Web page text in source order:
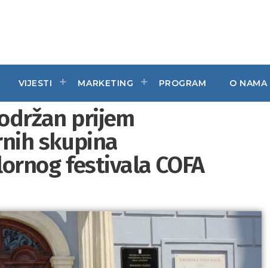
VIJESTI MARKETING PROGRAM O NAMA
prijem
skupina
festivala COFA